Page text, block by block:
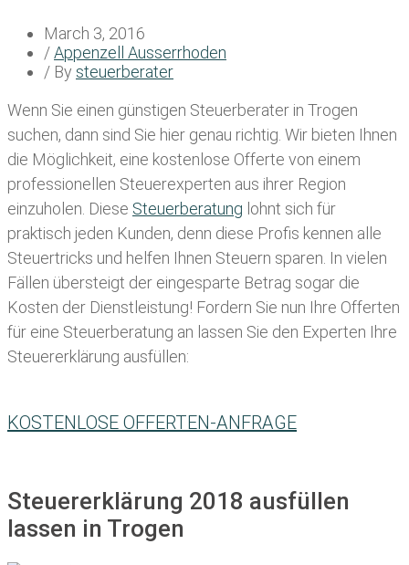
March 3, 2016
/Appenzell Ausserrhoden
/ By steuerberater
Wenn Sie einen günstigen Steuerberater in Trogen
suchen, dann sind Sie hier genau richtig. Wir bieten Ihnen
die Möglichkeit, eine kostenlose Offerte von einem
professionellen Steuerexperten aus ihrer Region
einzuholen. Diese Steuerberatung lohnt sich für
praktisch jeden Kunden, denn diese Profis kennen alle
Steuertricks und helfen Ihnen Steuern sparen. In vielen
Fällen übersteigt der eingesparte Betrag sogar die
Kosten der Dienstleistung! Fordern Sie nun Ihre Offerten
für eine Steuerberatung an lassen Sie den Experten Ihre
Steuererklärung ausfüllen:
KOSTENLOSE OFFERTEN-ANFRAGE
Steuererklärung 2018 ausfüllen
lassen in Trogen